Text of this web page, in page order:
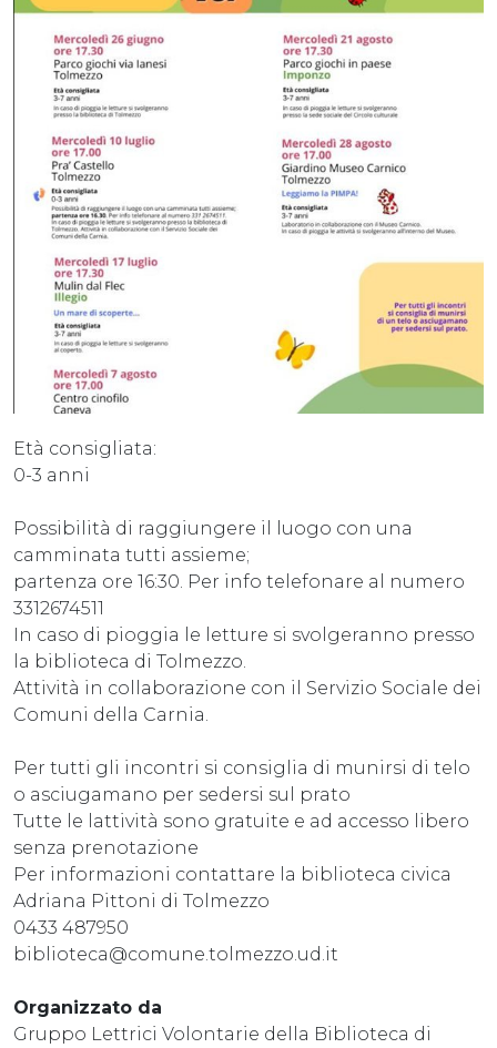
Età consigliata:
0-3 anni
Possibilità di raggiungere il luogo con una
camminata tutti assieme;
partenza ore 16:30. Per info telefonare al numero
3312674511
In caso di pioggia le letture si svolgeranno presso
la biblioteca di Tolmezzo.
Attività in collaborazione con il Servizio Sociale dei
Comuni della Carnia.
Per tutti gli incontri si consiglia di munirsi di telo
o asciugamano per sedersi sul prato
Tutte le lattività sono gratuite e ad accesso libero
senza prenotazione
Per informazioni contattare la biblioteca civica
Adriana Pittoni di Tolmezzo
0433 487950
biblioteca@comune.tolmezzo.ud.it
Organizzato da
Gruppo Lettrici Volontarie della Biblioteca di